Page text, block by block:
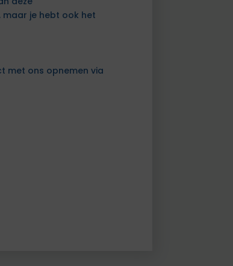
maar je hebt ook het
met ons opnemen via